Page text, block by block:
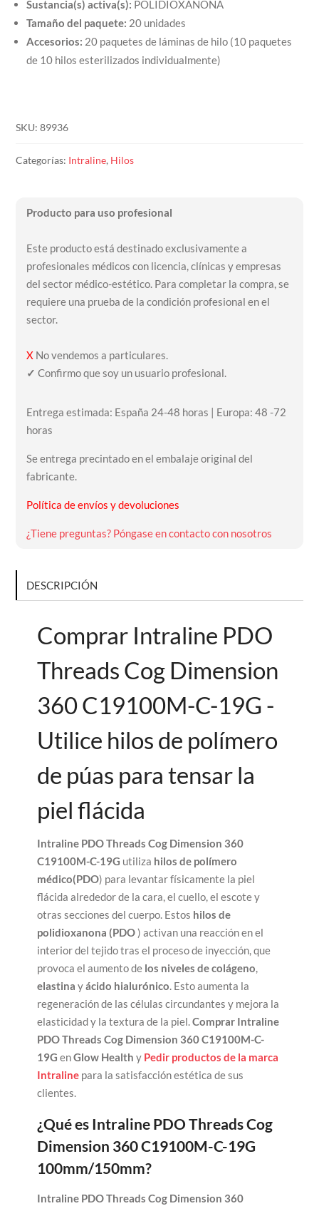
Sustancia(s) activa(s): POLIDIOXANONA
Tamaño del paquete: 20 unidades
Accesorios: 20 paquetes de láminas de hilo (10 paquetes
de 10 hilos esterilizados individualmente)
SKU:89936
Categorías: Intraline, Hilos
Producto para uso profesional
Este producto está destinado exclusivamente a
profesionales médicos con licencia, clínicas y empresas
del sector médico-estético. Para completar la compra, se
requiere una prueba de la condición profesional en el
sector.
X No vendemos a particulares.
✓ Confirmo que soy un usuario profesional.
Entrega estimada: España 24-48 horas | Europa: 48 -72
horas
Se entrega precintado en el embalaje original del
fabricante.
Política de envíos y devoluciones
¿Tiene preguntas? Póngase en contacto con nosotros
DESCRIPCIÓN
Comprar Intraline PDO
Threads Cog Dimension
360 C19100M-C-19G -
Utilice hilos de polímero
de púas para tensar la
piel flácida
Intraline PDO Threads Cog Dimension 360
C19100M-C-19G utiliza hilos de polímero
médico(PDO) para levantar físicamente la piel
flácida alrededor de la cara, el cuello, el escote y
otras secciones del cuerpo. Estos hilos de
polidioxanona (PDO) activan una reacción en el
interior del tejido tras el proceso de inyección, que
provoca el aumento de los niveles decolágeno,
elastina yácido hialurónico. Esto aumenta la
regeneración de las células circundantes y mejora la
elasticidad y la textura de la piel.Comprar Intraline
PDO Threads Cog Dimension 360 C19100M-C-
19GenGlow Healthy Pedir productos de la marca
Intraline para la satisfacción estética de sus
clientes.
¿Qué es Intraline PDO Threads Cog
Dimension 360 C19100M-C-19G
100mm/150mm?
Intraline PDO Threads Cog Dimension 360